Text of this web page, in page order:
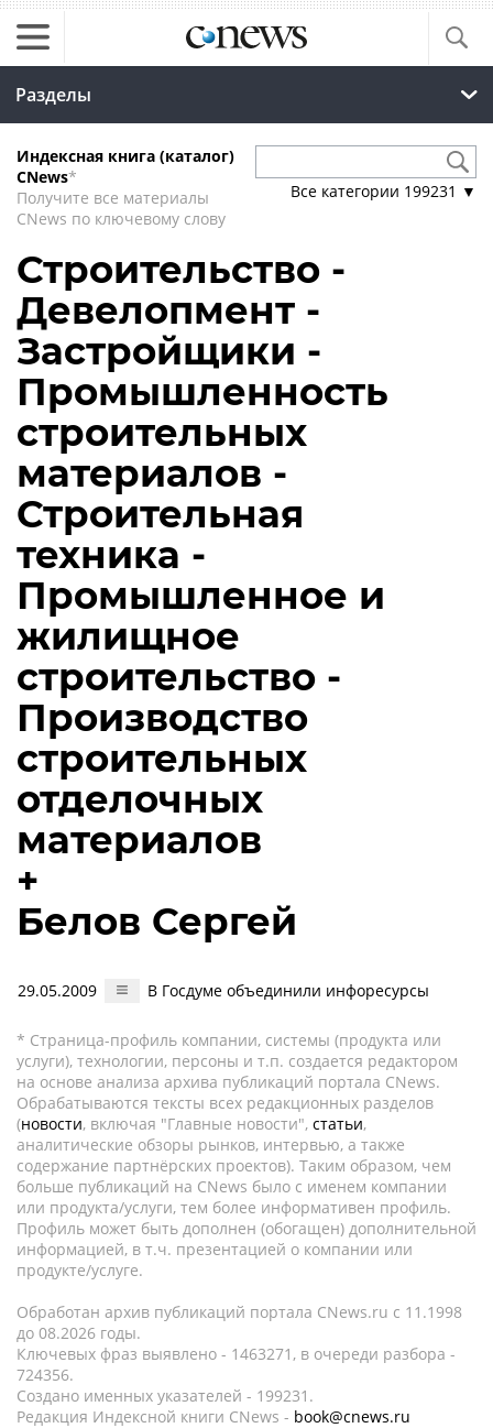
Разделы
Индексная книга (каталог)
CNews*
Получите все материалы
CNews по ключевому слову
Все категории 199231 ▼
Строительство -
Девелопмент -
Застройщики -
Промышленность
строительных
материалов -
Строительная
техника -
Промышленное и
жилищное
строительство -
Производство
строительных
отделочных
материалов
+
Белов Сергей
29.05.2009 В Госдуме объединили инфоресурсы
* Страница-профиль компании, системы (продукта или
услуги), технологии, персоны и т.п. создается редактором
на основе анализа архива публикаций портала CNews.
Обрабатываются тексты всех редакционных разделов
(новости, включая "Главные новости", статьи,
аналитические обзоры рынков, интервью, а также
содержание партнёрских проектов). Таким образом, чем
больше публикаций на CNews было с именем компании
или продукта/услуги, тем более информативен профиль.
Профиль может быть дополнен (обогащен) дополнительной
информацией, в т.ч. презентацией о компании или
продукте/услуге.
Обработан архив публикаций портала CNews.ru c 11.1998
до 08.2026 годы.
Ключевых фраз выявлено - 1463271, в очереди разбора -
724356.
Создано именных указателей - 199231.
Редакция Индексной книги CNews - book@cnews.ru